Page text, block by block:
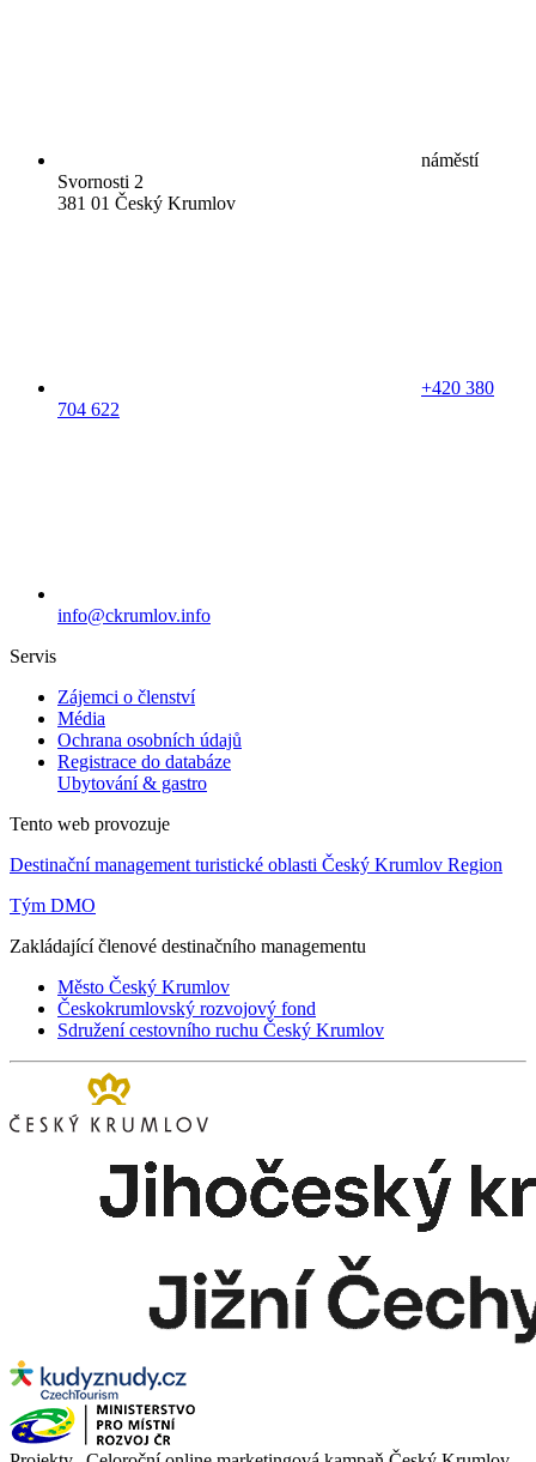
náměstí
Svornosti 2
381 01 Český Krumlov
+420 380
704 622
info@ckrumlov.info
Servis
Zájemci o členství
Média
Ochrana osobních údajů
Registrace do databáze
Ubytování & gastro
Tento web provozuje
Destinační management turistické oblasti Český Krumlov Region
Tým DMO
Zakládající členové destinačního managementu
Město Český Krumlov
Českokrumlovský rozvojový fond
Sdružení cestovního ruchu Český Krumlov